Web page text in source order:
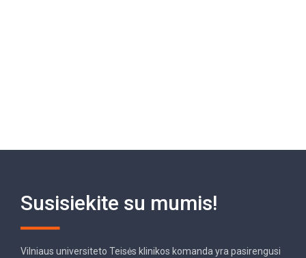
Susisiekite su mumis!
Vilniaus universiteto Teisės klinikos komanda yra pasirengusi